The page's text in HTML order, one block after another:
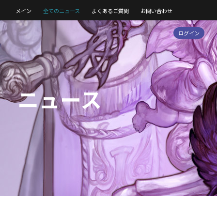
メイン 全てのニュース よくあるご質問 お問い合わせ
ログイン
ニュース